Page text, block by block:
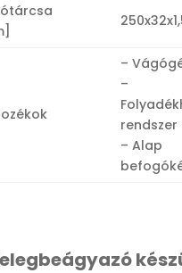
–
–
rendszer
– Alap